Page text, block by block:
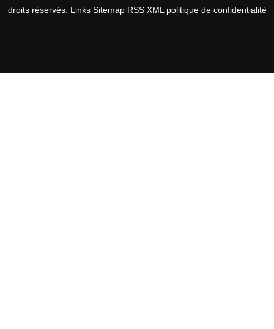
droits réservés. Links Sitemap RSS XML politique de confidentialité